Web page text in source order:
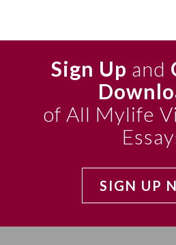
Sign Up and
of All Mylife
SIGN UP